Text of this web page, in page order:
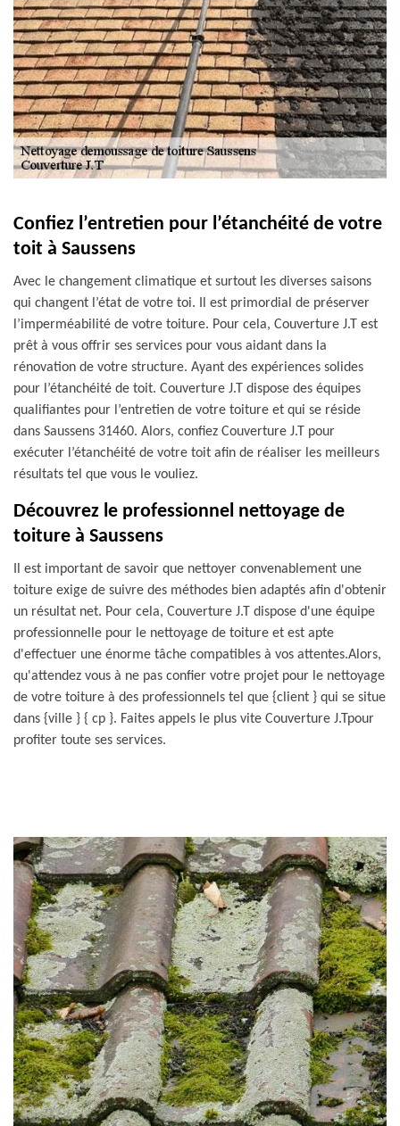
Confiez l’entretien pour l’étanchéité de votre
toit à Saussens
Avec le changement climatique et surtout les diverses saisons
qui changent l’état de votre toi. Il est primordial de préserver
l’imperméabilité de votre toiture. Pour cela, Couverture J.T est
prêt à vous offrir ses services pour vous aidant dans la
rénovation de votre structure. Ayant des expériences solides
pour l’étanchéité de toit. Couverture J.T dispose des équipes
qualifiantes pour l’entretien de votre toiture et qui se réside
dans Saussens 31460. Alors, confiez Couverture J.T pour
exécuter l’étanchéité de votre toit afin de réaliser les meilleurs
résultats tel que vous le vouliez.
Découvrez le professionnel nettoyage de
toiture à Saussens
Il est important de savoir que nettoyer convenablement une
toiture exige de suivre des méthodes bien adaptés afin d'obtenir
un résultat net. Pour cela, Couverture J.T dispose d'une équipe
professionnelle pour le nettoyage de toiture et est apte
d'effectuer une énorme tâche compatibles à vos attentes.Alors,
qu'attendez vous à ne pas confier votre projet pour le nettoyage
de votre toiture à des professionnels tel que {client } qui se situe
dans {ville } { cp }. Faites appels le plus vite Couverture J.Tpour
profiter toute ses services.